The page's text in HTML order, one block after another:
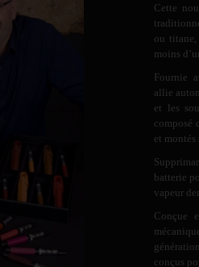
Cette
ou titane,
moins
Fournie
allie
et les
composé
et montés
batterie
vapeur
Conçue
conçus